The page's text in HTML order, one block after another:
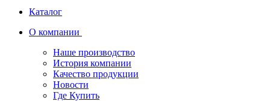
Каталог
О компании
Наше производство
История компании
Качество продукции
Новости
Где Купить